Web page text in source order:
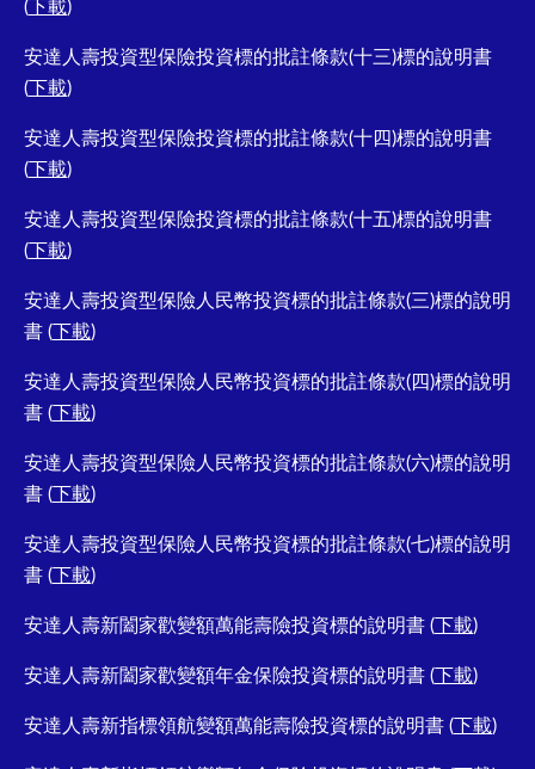
( 下載)
安達人壽投資型保險投資標的批註條款(十三)標的說明書
( 下載)
安達人壽投資型保險投資標的批註條款(十四)標的說明書
( 下載)
安達人壽投資型保險投資標的批註條款(十五)標的說明書
( 下載)
安達人壽投資型保險人民幣投資標的批註條款(三)標的說明
書 ( 下載)
安達人壽投資型保險人民幣投資標的批註條款(四)標的說明
書 ( 下載)
安達人壽投資型保險人民幣投資標的批註條款(六)標的說明
書 ( 下載)
安達人壽投資型保險人民幣投資標的批註條款(七)標的說明
書 ( 下載)
安達人壽新闔家歡變額萬能壽險投資標的說明書 ( 下載)
安達人壽新闔家歡變額年金保險投資標的說明書 ( 下載)
安達人壽新指標領航變額萬能壽險投資標的說明書 ( 下載)